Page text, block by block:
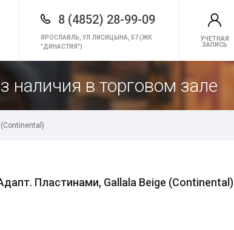
8 (4852) 28-99-09
ЯРОСЛАВЛЬ, УЛ.ЛИСИЦЫНА, 57 (ЖК
"ДИНАСТИЯ")
УЧЕТНАЯ
ЗАПИСЬ
наличия в торговом зале
Пластинами, Gallala Beige (Continental)